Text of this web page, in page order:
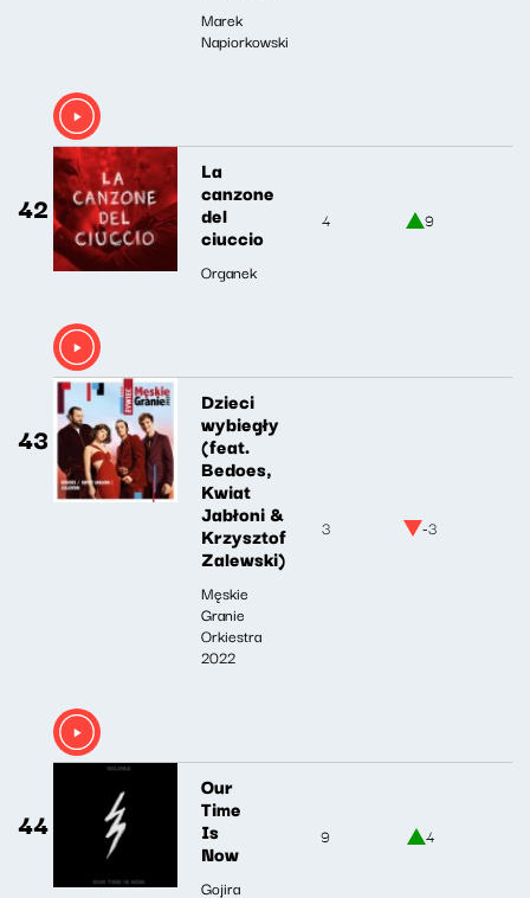
Marek
Napiorkowski
42
La
canzone
del
ciuccio
Organek
4 9
43
Dzieci
wybiegły
(feat.
Bedoes,
Kwiat
Jabłoni &
Krzysztof
Zalewski)
Męskie
Granie
Orkiestra
2022
3 -3
44
Our
Time
Is
Now
Gojira
9 4